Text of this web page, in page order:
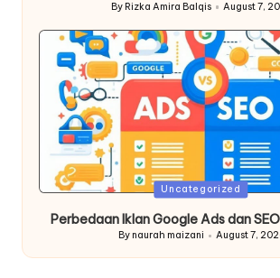
Posted
By Rizka Amira Balqis August 7,
Posted
Uncategorized
Perbedaan Iklan Google Ads dan
Posted
By naurah maizani August 7,